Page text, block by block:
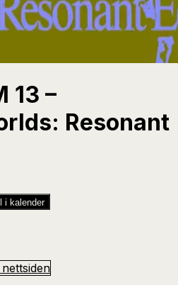
13 –
Resonant
i kalender